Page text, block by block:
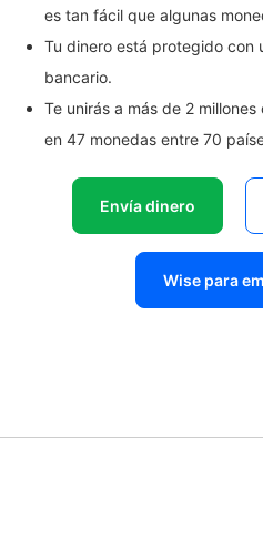
es tan fácil que algunas
Tu dinero está protegido con
bancario.
Te unirás a más de 2
en 47 monedas entre 70
Envía dinero
Wise para